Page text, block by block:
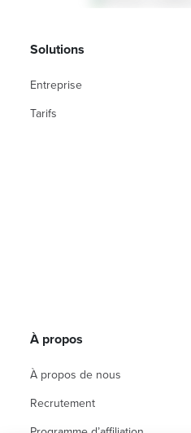
Solutions
Entreprise
Tarifs
À propos
À propos de nous
Recrutement